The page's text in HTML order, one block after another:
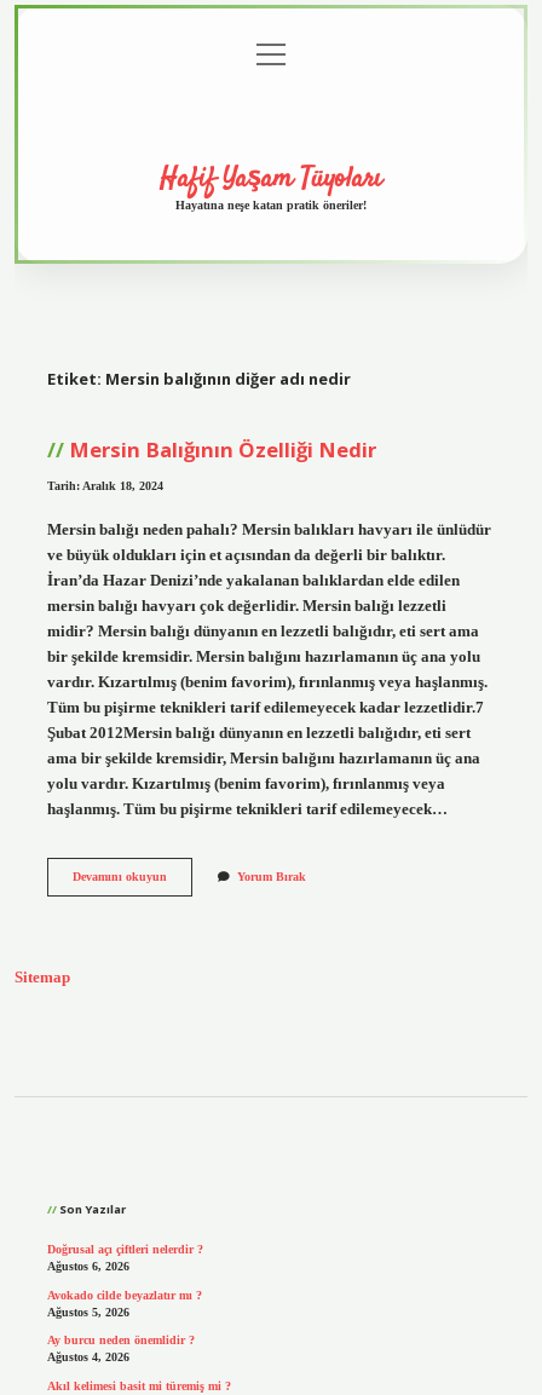
menüyü
aç
Hafif Yaşam Tüyoları
Hayatına neşe katan pratik öneriler!
Etiket: Mersin balığının diğer adı nedir
Mersin Balığının Özelliği Nedir
Tarih: Aralık 18, 2024
Mersin balığı neden pahalı? Mersin balıkları havyarı ile ünlüdür
ve büyük oldukları için et açısından da değerli bir balıktır.
İran’da Hazar Denizi’nde yakalanan balıklardan elde edilen
mersin balığı havyarı çok değerlidir. Mersin balığı lezzetli
midir? Mersin balığı dünyanın en lezzetli balığıdır, eti sert ama
bir şekilde kremsidir. Mersin balığını hazırlamanın üç ana yolu
vardır. Kızartılmış (benim favorim), fırınlanmış veya haşlanmış.
Tüm bu pişirme teknikleri tarif edilemeyecek kadar lezzetlidir.7
Şubat 2012Mersin balığı dünyanın en lezzetli balığıdır, eti sert
ama bir şekilde kremsidir, Mersin balığını hazırlamanın üç ana
yolu vardır. Kızartılmış (benim favorim), fırınlanmış veya
haşlanmış. Tüm bu pişirme teknikleri tarif edilemeyecek…
Devamını okuyunMersin
Yorum Bırak
Sitemap
Son Yazılar
Doğrusal açı çiftleri nelerdir ?
Ağustos 6, 2026
Avokado cilde beyazlatır mı ?
Ağustos 5, 2026
Ay burcu neden önemlidir ?
Ağustos 4, 2026
Akıl kelimesi basit mi türemiş mi ?